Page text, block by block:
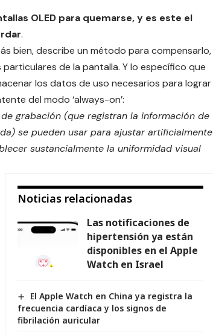
OLED para quemarse, y es este el
.
bien, describe un método para compensarlo,
de la pantalla. Y lo específico que
los datos de uso necesarios para lograr
del modo ‘always-on’:
grabación (que registran la información de
se pueden usar para ajustar artificialmente
sustancialmente la uniformidad visual
Noticias relacionadas
Las notificaciones de
hipertensión ya están
disponibles en el Apple
Watch en Israel
El Apple Watch en China ya registra la
frecuencia cardíaca y los signos de
fibrilación auricular